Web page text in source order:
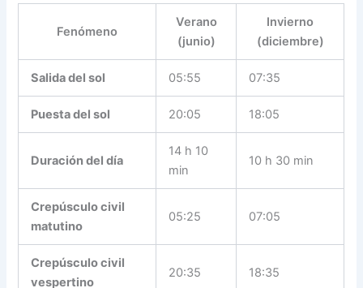
Fenómeno
Verano
(junio)
Invierno
(diciembre)
Salida del sol 05:55 07:35
Puesta del sol 20:05 18:05
Duración del día
14 h 10
min
10 h 30 min
Crepúsculo civil
matutino
05:25 07:05
Crepúsculo civil
vespertino
20:35 18:35